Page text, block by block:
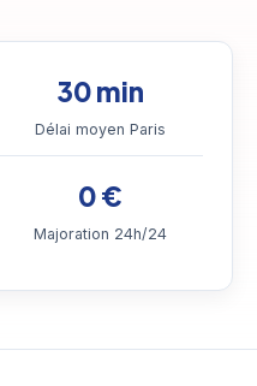
30 min
Délai moyen Paris
0 €
Majoration 24h/24